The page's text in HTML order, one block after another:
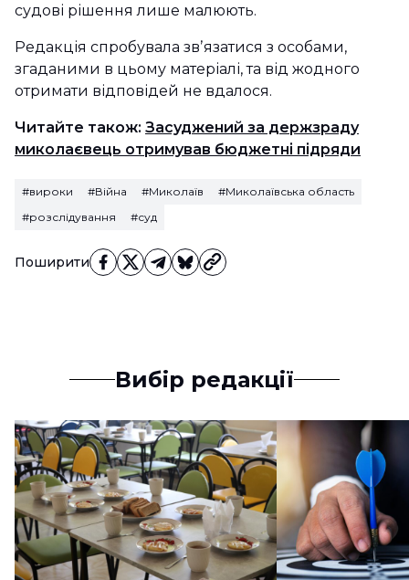
Поширити
судові рішення лише малюють.
Редакція спробувала звʼязатися з особами,
згаданими в цьому матеріалі, та від жодного
отримати відповідей не вдалося.
Читайте також: Засуджений за держзраду
миколаєвець отримував бюджетні підряди
#вироки #Війна #Миколаїв
#Миколаївська область
#розслідування
#суд
Вибір редакції